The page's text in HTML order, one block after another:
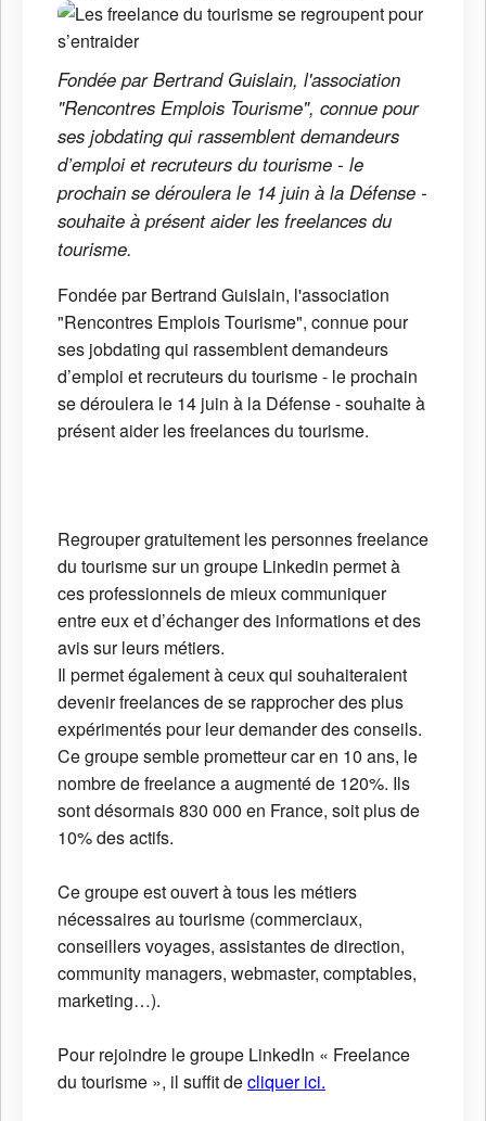
Fondée par Bertrand Guislain, l'association
"Rencontres Emplois Tourisme", connue pour
ses jobdating qui rassemblent demandeurs
d’emploi et recruteurs du tourisme - le
prochain se déroulera le 14 juin à la Défense -
souhaite à présent aider les freelances du
tourisme.
Fondée par Bertrand Guislain, l'association
"Rencontres Emplois Tourisme", connue pour
ses jobdating qui rassemblent demandeurs
d’emploi et recruteurs du tourisme - le prochain
se déroulera le 14 juin à la Défense - souhaite à
présent aider les freelances du tourisme.
Regrouper gratuitement les personnes freelance
du tourisme sur un groupe Linkedin permet à
ces professionnels de mieux communiquer
entre eux et d’échanger des informations et des
avis sur leurs métiers.
Il permet également à ceux qui souhaiteraient
devenir freelances de se rapprocher des plus
expérimentés pour leur demander des conseils.
Ce groupe semble prometteur car en 10 ans, le
nombre de freelance a augmenté de 120%. Ils
sont désormais 830 000 en France, soit plus de
10% des actifs.
Ce groupe est ouvert à tous les métiers
nécessaires au tourisme (commerciaux,
conseillers voyages, assistantes de direction,
community managers, webmaster, comptables,
marketing…).
Pour rejoindre le groupe LinkedIn « Freelance
du tourisme », il suffit decliquer ici.